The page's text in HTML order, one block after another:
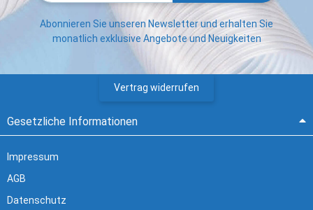
Abonnieren Sie unseren Newsletter und erhalten Sie
monatlich exklusive Angebote und Neuigkeiten
Vertrag widerrufen
Gesetzliche Informationen
Impressum
AGB
Datenschutz